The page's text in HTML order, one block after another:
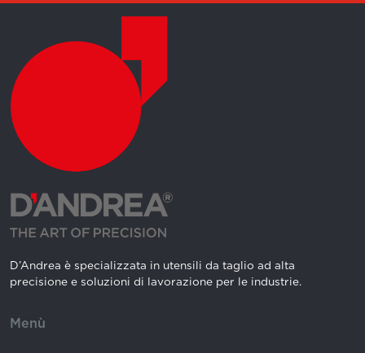
D’Andrea è specializzata in utensili da taglio ad alta
precisione e soluzioni di lavorazione per le industrie.
Menù